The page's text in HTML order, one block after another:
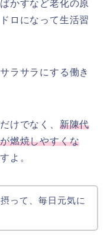
かすなど老化の原
ロになって生活習
ラサラにする働き
けでなく、 新陳代
燃焼しやすくな
よ。
って、毎日元気に